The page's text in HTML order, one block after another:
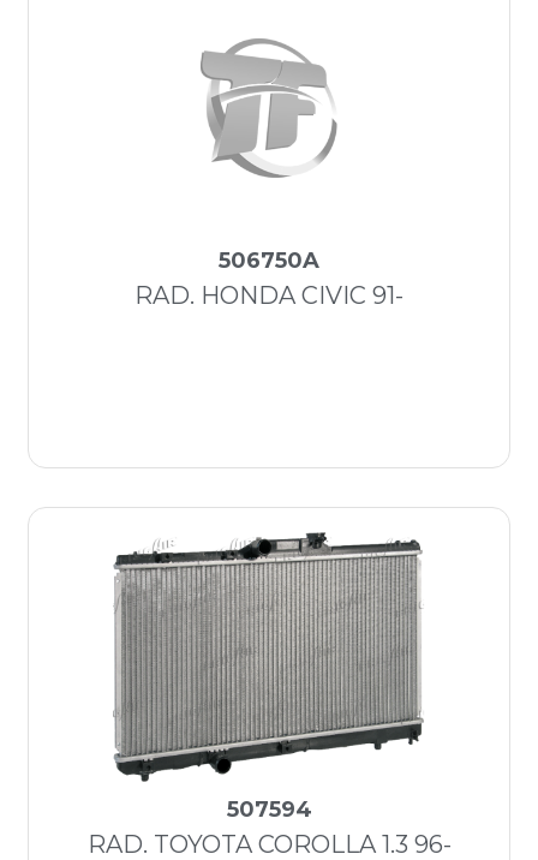
506750A
RAD. HONDA CIVIC 91-
507594
RAD. TOYOTA COROLLA 1.3 96-